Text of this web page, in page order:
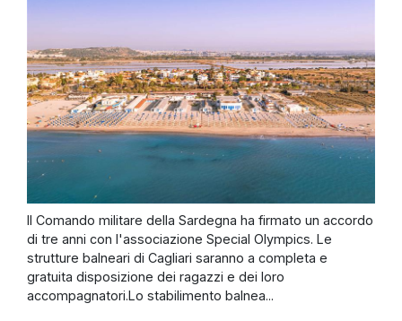
Il Comando militare della Sardegna ha firmato un accordo
di tre anni con l'associazione Special Olympics. Le
strutture balneari di Cagliari saranno a completa e
gratuita disposizione dei ragazzi e dei loro
accompagnatori.Lo stabilimento balnea...